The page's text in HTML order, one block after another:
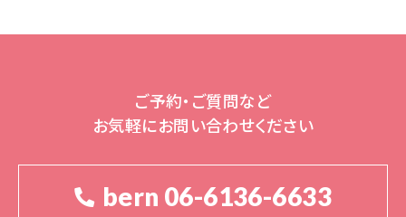
ご予約・ご質問など
お気軽にお問い合わせください
bern 06-6136-6633